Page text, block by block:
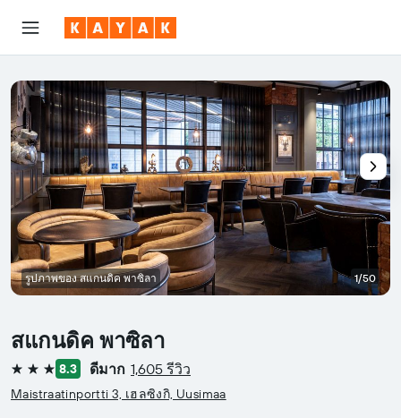
สแกนดิค พาซิลา
3 ดาว 8.3 ดีมาก 1,605 รีวิว
Maistraatinportti 3, เฮลซิงกิ, Uusimaa
รูปภาพของ สแกนดิค พาซิลา 1/50